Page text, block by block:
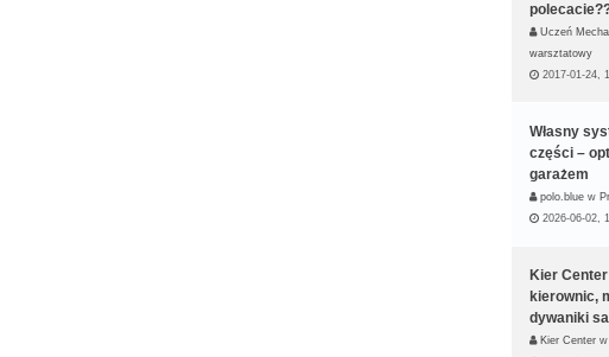
Uczeń
warsztatowy
2017-01-24,
Własny
części –
garażem
polo.blue w
2026-06-02,
Kier
kierownic,
dywaniki
Kier Center w